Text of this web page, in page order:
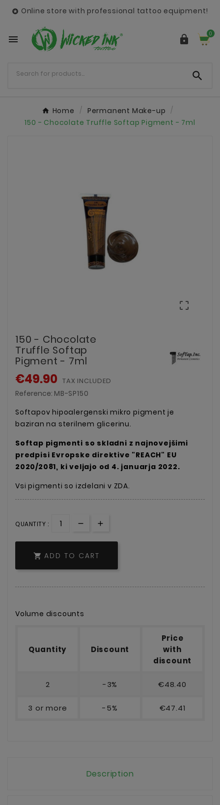
 Online store with professional tattoo equipment!
  0

Home
Permanent Make-up
150 - Chocolate Truffle Softap Pigment - 7ml

150 - Chocolate
Truffle Softap
Pigment - 7ml
€49.90 TAX INCLUDED
Reference: MB-SP150
Softapov hipoalergenski mikro pigment je
baziran na sterilnem glicerinu.
Softap pigmenti so skladni z najnovejšimi
predpisi Evropske direktive "REACH" EU
2020/2081, ki veljajo od 4. januarja 2022.
Vsi pigmenti so izdelani v ZDA.
QUANTITY :
 ADD TO CART
Volume discounts
Quantity Discount
Price
with
discount
2 -3% €48.40
3 or more -5% €47.41
Description